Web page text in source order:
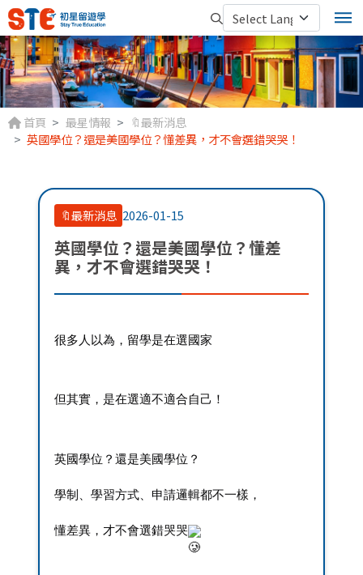
首頁 最星情報
🔖最新消息
英國學位？還是美國學位？懂差異，才不會選錯哭哭！
🔖最新消息 2026-01-15
英國學位？還是美國學位？懂差
異，才不會選錯哭哭！
很多人以為，留學是在選國家
但其實，是在選適不適合自己！
英國學位？還是美國學位？
學制、學習方式、申請邏輯都不一樣，
懂差異，才不會選錯哭哭